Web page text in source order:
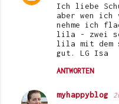
Ich liebe
aber wen ich
nehme ich
lila - zwei
lila mit dem
gut. LG Isa
ANTWORTEN
myhappyblog